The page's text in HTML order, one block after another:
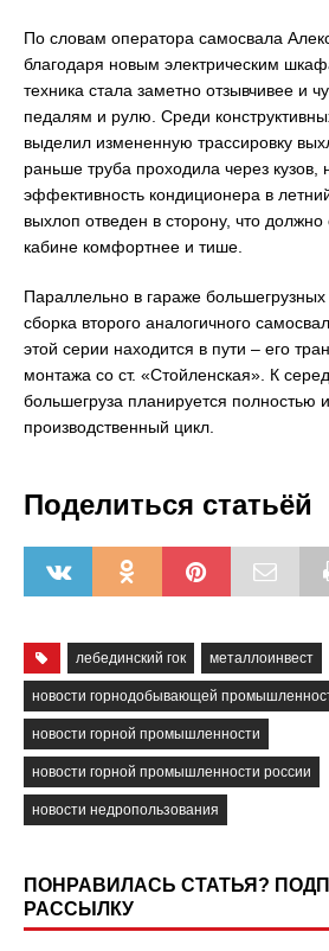
По словам оператора самосвала
благодаря новым электрическим
техника стала заметно отзывчивее и
педалям и рулю. Среди
выделил измененную трассировку
раньше труба проходила через кузов,
эффективность кондиционера в
выхлоп отведен в сторону, что должно
кабине комфортнее и тише.
Параллельно в гараже
сборка второго аналогичного
этой серии находится в пути – его
монтажа со ст. «Стойленская». К
большегруза планируется полностью
производственный цикл.
Поделиться статьёй
лебединский гок металлоинвест
новости горнодобывающей
новости горной промышленности
новости горной промышленности россии
новости недропользования
ПОНРАВИЛАСЬ СТАТЬЯ?
РАССЫЛКУ